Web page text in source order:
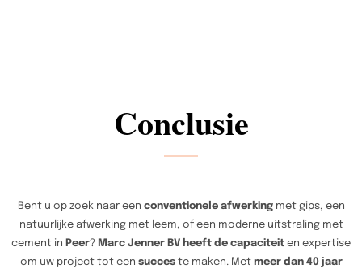
Conclusie
Bent u op zoek naar een conventionele afwerkingmet gips, een
natuurlijke afwerking met leem, of een moderne uitstraling met
cement in Peer? Marc Jenner BV heeft de capaciteit en expertise
om uw project tot een succeste maken. Met meer dan 40 jaar